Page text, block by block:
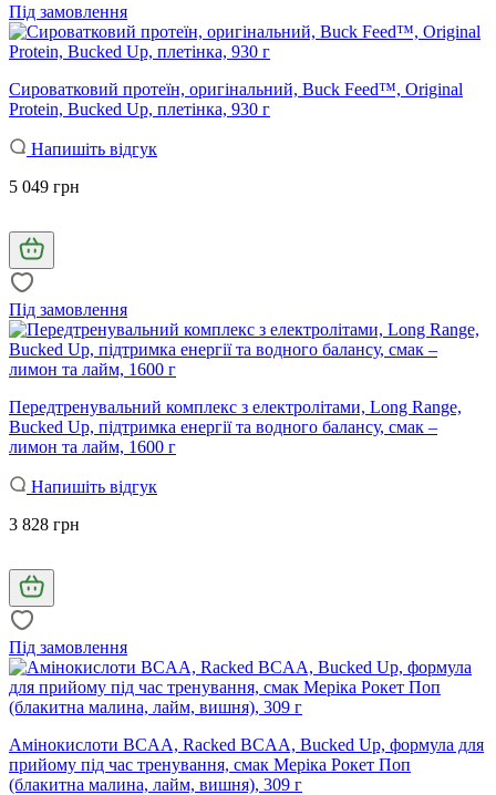
Під замовлення
Сироватковий протеїн, оригінальний, Buck Feed™, Original
Protein, Bucked Up, плетінка, 930 г
Напишіть відгук
5 049 грн
Під замовлення
Передтренувальний комплекс з електролітами, Long Range,
Bucked Up, підтримка енергії та водного балансу, смак –
лимон та лайм, 1600 г
Напишіть відгук
3 828 грн
Під замовлення
Амінокислоти BCAA, Racked BCAA, Bucked Up, формула для
прийому під час тренування, смак Меріка Рокет Поп
(блакитна малина, лайм, вишня), 309 г